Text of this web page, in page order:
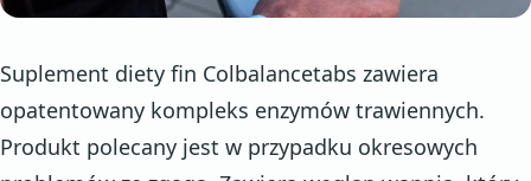
Suplement diety fin Colbalancetabs zawiera
opatentowany kompleks enzymów trawiennych.
Produkt polecany jest w przypadku okresowych